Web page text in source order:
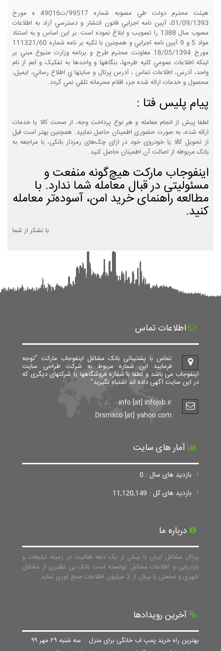
هيئت محترم دولت طي مصوبه شماره 99517/ت49016 ه مورخ
01/09/1393، آيين نامه اجرايي قانون انتشار و دسترسي آزاد به اطلاعات
مصوب سال 1388 را تصويب و ابلاغ نموده است. بر اين اساس و به استناد
مواد 5 و 9 آيين نامه اجرايي و همچنين با تکيه بر نامه شماره 111321/60
مورخ 18/05/1394 معاونت محترم طرح و برنامه وزارت متبوع مبني بر
اينکه اطلاعات عمومي کليه طرحها، بنگاهها و واحدها به تفکيک و اعم از نام
واحد، آدرس، اطلاعات تماس ، آدرس پرتال و سايتها ي اطلاع رساني، ايميل،
محصول و خدمات ارائه شده جزء اقلام محرمانه تلقي نمي گردد.
پیام پلیس فتا :
لطفا پیش از انجام معامله و هر نوع پرداخت وجه، از صحت کالا یا خدمات
ارائه شده، به صورت حضوری اطمینان حاصل نمایید. همچنین بهتر است قبل
از تحویل کالا یا خودروی خود در ازای چک‌های رمزدار بانکی، با مراجعه به
بانک مربوطه از اصالت آن اطمینان حاصل کنید.
اینفوجاب مارکت هیچ‌گونه منفعت و
مسئولیتی در قبال معامله شما ندارد. با
مطالعه راهنمای خرید امن، آسوده‌تر معامله
کنید.
با تشکر از شما
اطلاعات تماس
تماس با پشتیبانی بانک مشاغل اینفوجاب مارکت "توجه
فرمایید این شماره مربوط به شرکت طراحی سایت
اینفوجاب می باشد و لطفا با شماره فروشگاهها یا شرکتهای دیگری که
در این سایت آگهی داده اند اشتباه نگیرید"
info [at] infojob.ir
Drsmsco [at] yahoo.com
آمار های سایت
بازدید های سال : 0
بازدید های کل : 11,120,149
درباره ما
پرتال مشاغل ایران با بیش از یک دهه فعالیت در زمینه تبلیغات و
بازاریابی و اطلاعات مشاغل توانسته است بانک بی نظیری از مشاغل
شهری و صنعتی با بیش از 3 میلیون اطلاعات جمع آوری نماید.
آخرین رویدادها
بهترین راه خرید پمپ اب خانگی برای منزل سه شنبه ۲۹ مهر ۹۹